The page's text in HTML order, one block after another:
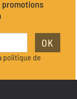
OK
politique de